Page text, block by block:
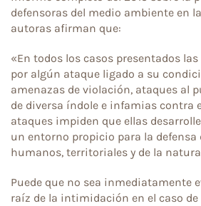
defensoras del medio ambiente en
autoras afirman que:
«En todos los casos presentados
por algún ataque ligado a su
amenazas de violación, ataques al
de diversa índole e infamias contra
ataques impiden que ellas
un entorno propicio para la defensa
humanos, territoriales y de la
Puede que no sea inmediatamente
raíz de la intimidación en el caso